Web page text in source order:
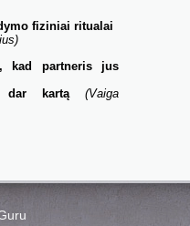
fiziniai ritualai
kad partneris jus
dar kartą (Vaiga